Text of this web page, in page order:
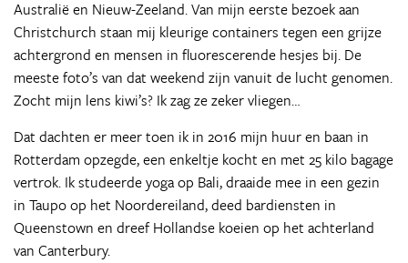
Australië en Nieuw-Zeeland. Van mijn eerste bezoek aan
Christchurch staan mij kleurige containers tegen een grijze
achtergrond en mensen in fluorescerende hesjes bij. De
meeste foto’s van dat weekend zijn vanuit de lucht genomen.
Zocht mijn lens kiwi’s? Ik zag ze zeker vliegen…
Dat dachten er meer toen ik in 2016 mijn huur en baan in
Rotterdam opzegde, een enkeltje kocht en met 25 kilo bagage
vertrok. Ik studeerde yoga op Bali, draaide mee in een gezin
in Taupo op het Noordereiland, deed bardiensten in
Queenstown en dreef Hollandse koeien op het achterland
van Canterbury.